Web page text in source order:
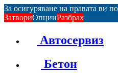
За осигуряване на правата ви
ЗатвориОпцииРазбрах
Автосервиз
Бетон